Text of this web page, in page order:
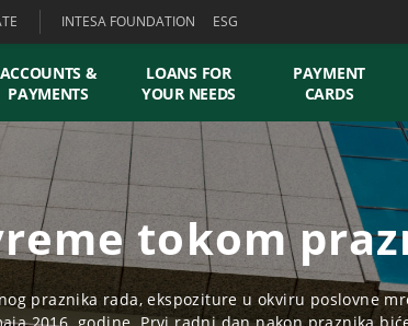
INTESA FOUNDATION ESG
ACCOUNTS &
PAYMENTS
LOANS FOR
YOUR NEEDS
PAYMENT
CARDS
tokom
praznika rada, ekspoziture u okviru poslovne
2016. godine. Prvi radni dan nakon praznika